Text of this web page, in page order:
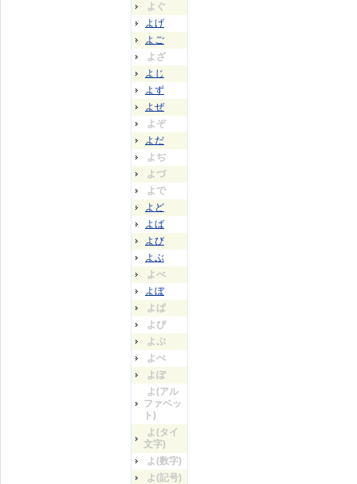
よぐ
よげ
よご
よざ
よじ
よず
よぜ
よぞ
よだ
よぢ
よづ
よで
よど
よば
よび
よぶ
よべ
よぼ
よぱ
よぴ
よぷ
よぺ
よぽ
よ(アル
ファベッ
ト)
よ(タイ
文字)
よ(数字)
よ(記号)